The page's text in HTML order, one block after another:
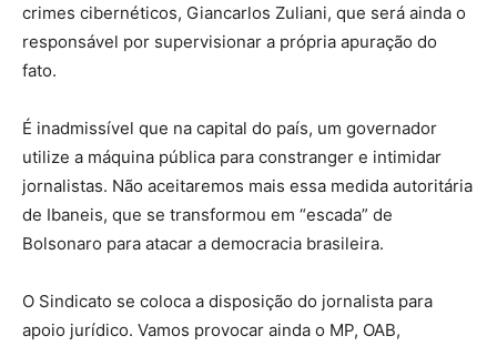
crimes cibernéticos, Giancarlos Zuliani, que será ainda o
responsável por supervisionar a própria apuração do
fato.
É inadmissível que na capital do país, um governador
utilize a máquina pública para constranger e intimidar
jornalistas. Não aceitaremos mais essa medida autoritária
de Ibaneis, que se transformou em “escada” de
Bolsonaro para atacar a democracia brasileira.
O Sindicato se coloca a disposição do jornalista para
apoio jurídico. Vamos provocar ainda o MP, OAB,